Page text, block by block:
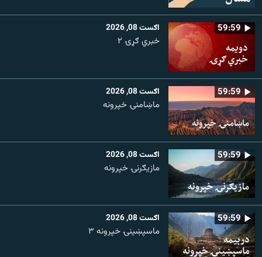
59:59 اګست 08, 2026
خبري ګړۍ ۲
59:59 اګست 08, 2026
ماښامنۍ خپرونه
59:59 اګست 08, 2026
مازیګرنۍ خپرونه
59:59 اګست 08, 2026
ماسپښینۍ خپرونه ۳